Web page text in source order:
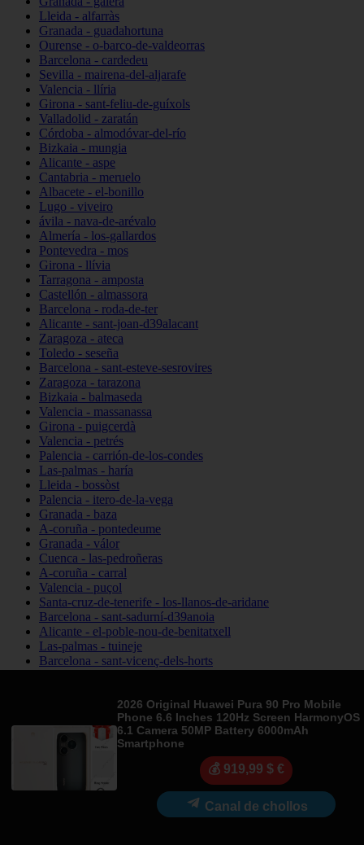
Lleida - alfarràs
Granada - guadahortuna
Ourense - o-barco-de-valdeorras
Barcelona - cardedeu
Sevilla - mairena-del-aljarafe
Valencia - llíria
Girona - sant-feliu-de-guíxols
Valladolid - zaratán
Córdoba - almodóvar-del-río
Bizkaia - mungia
Alicante - aspe
Cantabria - meruelo
Albacete - el-bonillo
Lugo - viveiro
ávila - nava-de-arévalo
Almería - los-gallardos
Pontevedra - mos
Girona - llívia
Tarragona - amposta
Castellón - almassora
Barcelona - roda-de-ter
Alicante - sant-joan-d39alacant
Zaragoza - ateca
Toledo - seseña
Barcelona - sant-esteve-sesrovires
Zaragoza - tarazona
Bizkaia - balmaseda
Valencia - massanassa
Girona - puigcerdà
Valencia - petrés
Palencia - carrión-de-los-condes
Las-palmas - haría
Lleida - bossòst
Palencia - itero-de-la-vega
Granada - baza
A-coruña - pontedeume
Granada - válor
Cuenca - las-pedroñeras
A-coruña - carral
Valencia - puçol
Santa-cruz-de-tenerife - los-llanos-de-aridane
Barcelona - sant-sadurní-d39anoia
Alicante - el-poble-nou-de-benitatxell
Las-palmas - tuineje
Barcelona - sant-vicenç-dels-horts
Navarra - lumbier
La-rioja - fuenmayor
Jaén - villanueva-del-arzobispo
Lugo - sarria
Asturias - laviana
Barcelona - vallgorguina
Cantabria - santillana-del-mar
2026 Original Huawei Pura 90 Pro Mobile
Phone 6.6 Inches 120Hz Screen HarmonyOS
6.1 Camera 50MP Battery 6000mAh
Smartphone
💰 919,99 $ €
Canal de chollos